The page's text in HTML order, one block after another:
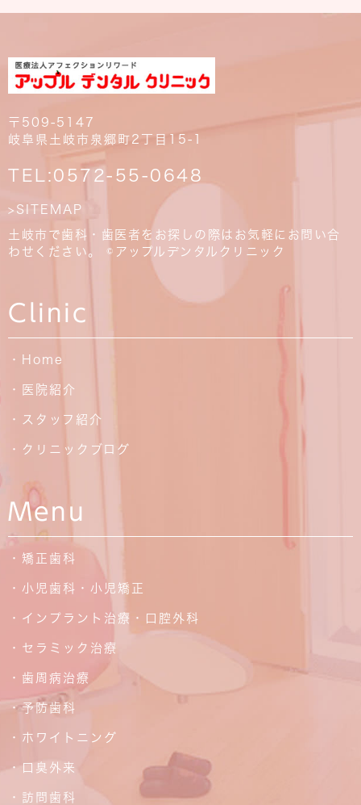
〒509-5147
岐阜県土岐市泉郷町2丁目15-1
TEL:0572-55-0648
>SITEMAP
土岐市で歯科・歯医者をお探しの際はお気軽にお問い合
わせください。 ©アップルデンタルクリニック
Clinic
・Home
・医院紹介
・スタッフ紹介
・クリニックブログ
Menu
・矯正歯科
・小児歯科・小児矯正
・インプラント治療・口腔外科
・セラミック治療
・歯周病治療
・予防歯科
・ホワイトニング
・口臭外来
・訪問歯科